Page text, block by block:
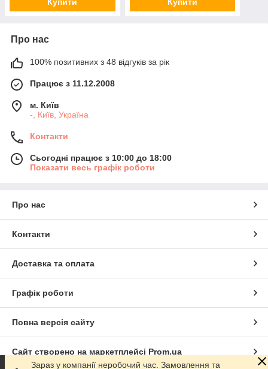
Купити Купити
Про нас
100% позитивних з 48 відгуків за рік
Працює з 11.12.2008
м. Київ
-, Київ, Україна
Контакти
Сьогодні працює з 10:00 до 18:00
Показати весь графік роботи
Про нас
Контакти
Доставка та оплата
Графік роботи
Повна версія сайту
Сайт створено на маркетплейсі Prom.ua
Зараз у компанії неробочий час. Замовлення та